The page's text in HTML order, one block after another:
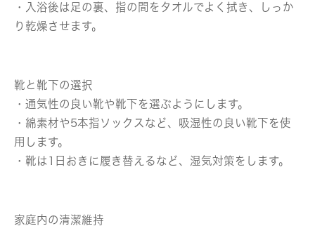
・入浴後は足の裏、指の間をタオルでよく拭き、しっか
り乾燥させます。
靴と靴下の選択
・通気性の良い靴や靴下を選ぶようにします。
・綿素材や5本指ソックスなど、吸湿性の良い靴下を使
用します。
・靴は1日おきに履き替えるなど、湿気対策をします。
家庭内の清潔維持